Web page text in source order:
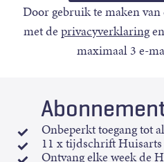
Door gebruik te maken
met deprivacyverklaring
maximaal 3 e-
Onbeperkt toegang tot
11 x tijdschrift
Ontvang elke week de